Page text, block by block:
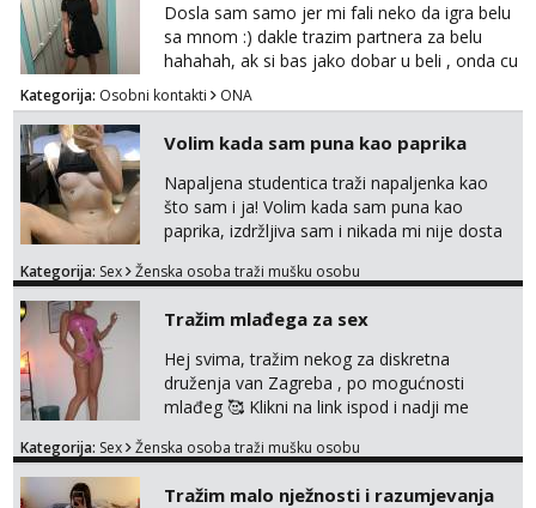
Dosla sam samo jer mi fali neko da igra belu
sa mnom :) dakle trazim partnera za belu
hahahah, ak si bas jako dobar u beli , onda cu
razmislit za dalje Klikni na link ispod i nadji me
tamo, cekam te!
Kategorija: Osobni kontakti ONA
Volim kada sam puna kao paprika
Napaljena studentica traži napaljenka kao
što sam i ja! Volim kada sam puna kao
paprika, izdržljiva sam i nikada mi nije dosta
bilo kad i bilo gdje zato se javi što prije da
tamo, cekam te!
Kategorija: Sex Ženska osoba traži mušku osobu
Tražim mlađega za sex
Hej svima, tražim nekog za diskretna
druženja van Zagreba , po mogućnosti
mlađeg 🥰 Klikni na link ispod i nadji me
Kategorija: Sex Ženska osoba traži mušku osobu
Tražim malo nježnosti i razumjevanja